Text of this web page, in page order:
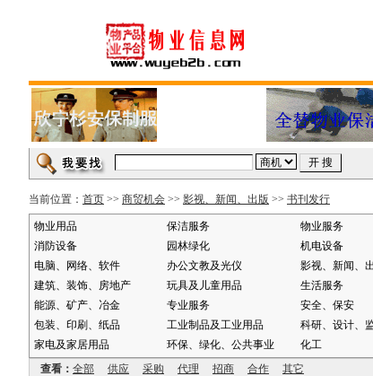
当前位置： 首页 >> 商贸机会 >> 影视、新闻、出版 >> 书刊发行
物业用品 保洁服务 物业服务
消防设备
园林绿化 机电设备
电脑、网络、软件
办公文教及光仪 影视、新闻、
建筑、装饰、房地产
玩具及儿童用品 生活服务
能源、矿产、冶金
专业服务 安全、保安
包装、印刷、纸品
工业制品及工业用品 科研、设计、
家电及家居用品
环保、绿化、公共事业
化工
查看： 全部 供应 采购 代理 招商 合作 其它